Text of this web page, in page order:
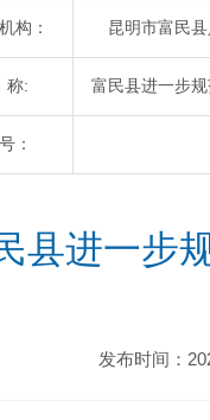
构： 昆明市富民县
称: 富民县进一步
：
县进一步
发布时间：